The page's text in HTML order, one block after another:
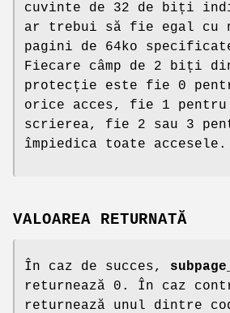
cuvinte de 32 de biți
ar trebui să fie egal cu
pagini de 64ko
Fiecare câmp de 2 biți
protecție este fie 0
orice acces, fie 1 pentru
scrierea, fie 2 sau 3
împiedica toate accesele.
VALOAREA RETURNATĂ
În caz de succes,
returnează 0. În caz
returnează unul dintre